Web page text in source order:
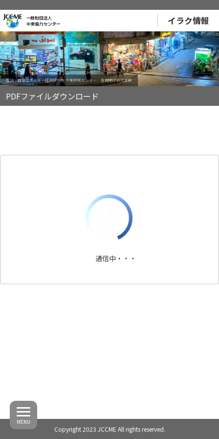
イラク情報
提供：日本エネルギー経済研究所 中東研究センター 吉岡明子研究主幹
MENU
PDFファイルダウンロード
Copyright 2023 JCCME All rights reserved.
通信中・・・